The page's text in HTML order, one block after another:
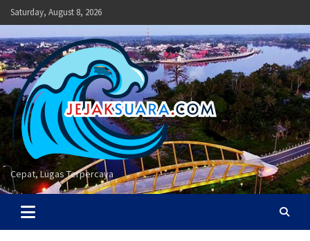
Skip
to
content
Saturday, August 8, 2026
Cepat, Lugas Terpercaya